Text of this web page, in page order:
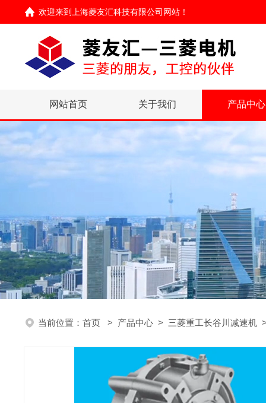
欢迎来到 上海菱友汇科技有限公司网站 ！
网站首页 关于我们 产品中心
当前位置： 首页 > 产品中心 > 三菱重工长谷川减速机